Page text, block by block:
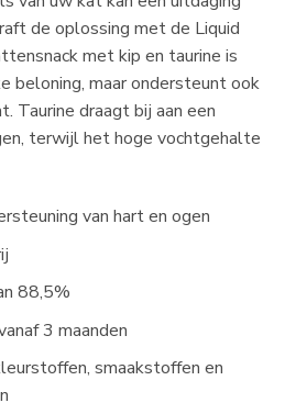
de oplossing met de Liquid
met kip en taurine is
beloning, maar ondersteunt ook
Taurine draagt bij aan een
terwijl het hoge vochtgehalte
van hart en ogen
88,5%
3 maanden
smaakstoffen en